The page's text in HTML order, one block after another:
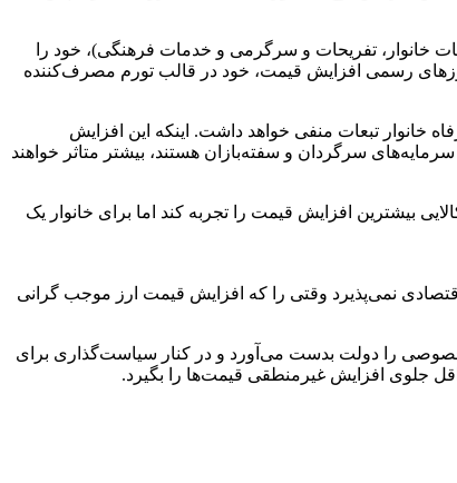
خانوار، تفریحات و سرگرمی و خدمات فرهنگی)، خود را
رسمی افزایش قیمت، خود در قالب تورم مصرف‌کننده
خانوار تبعات منفی خواهد داشت. اینکه این افزایش
سرگردان و سفته‌بازان هستند، بیشتر متاثر خواهند
بیشترین افزایش قیمت را تجربه کند اما برای خانوار یک
نمی‌پذیرد وقتی را که افزایش قیمت ارز موجب گرانی
خصوصی را دولت بدست می‌آورد و در کنار سیاست‌گذاری برای
جلوی افزایش غیرمنطقی قیمت‌ها را بگیرد.